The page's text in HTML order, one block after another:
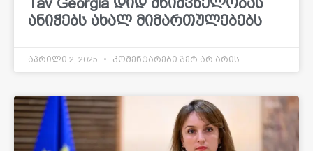
ანიჭებს ახალ მიმართულებებს
აპრილი 2, 2025 კომენტარები ჯერ არ არის